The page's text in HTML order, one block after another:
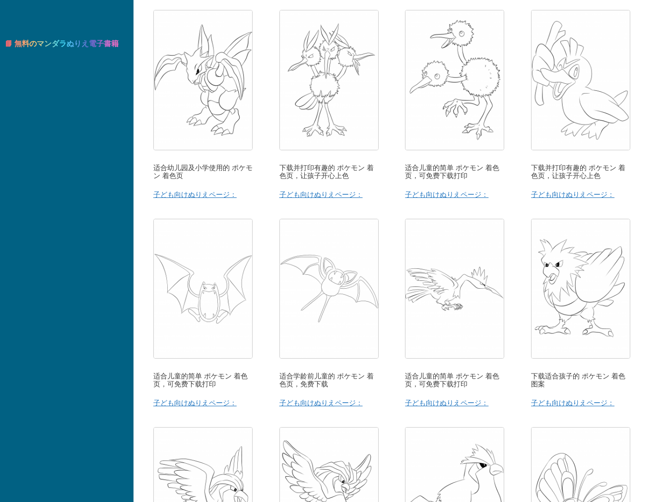
适合幼儿园及小学使用的 ポケモ
ン 着色页
子ども向けぬりえページ：
下载并打印有趣的 ポケモン 着
色页，让孩子开心上色
子ども向けぬりえページ：
适合儿童的简单 ポケモン 着色
页，可免费下载打印
子ども向けぬりえページ：
下载并打印有趣的 ポケモン 着
色页，让孩子开心上色
子ども向けぬりえページ：
适合儿童的简单 ポケモン 着色
页，可免费下载打印
子ども向けぬりえページ：
适合学龄前儿童的 ポケモン 着
色页，免费下载
子ども向けぬりえページ：
适合儿童的简单 ポケモン 着色
页，可免费下载打印
子ども向けぬりえページ：
下载适合孩子的 ポケモン 着色
图案
子ども向けぬりえページ：
📘 無料のマンダラぬりえ電子書籍